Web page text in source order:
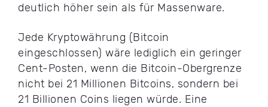
deutlich höher sein als für Massenware.
Jede Kryptowährung (Bitcoin
eingeschlossen) wäre lediglich ein geringer
Cent-Posten, wenn die Bitcoin-Obergrenze
nicht bei 21 Millionen Bitcoins, sondern bei
21 Billionen Coins liegen würde. Eine